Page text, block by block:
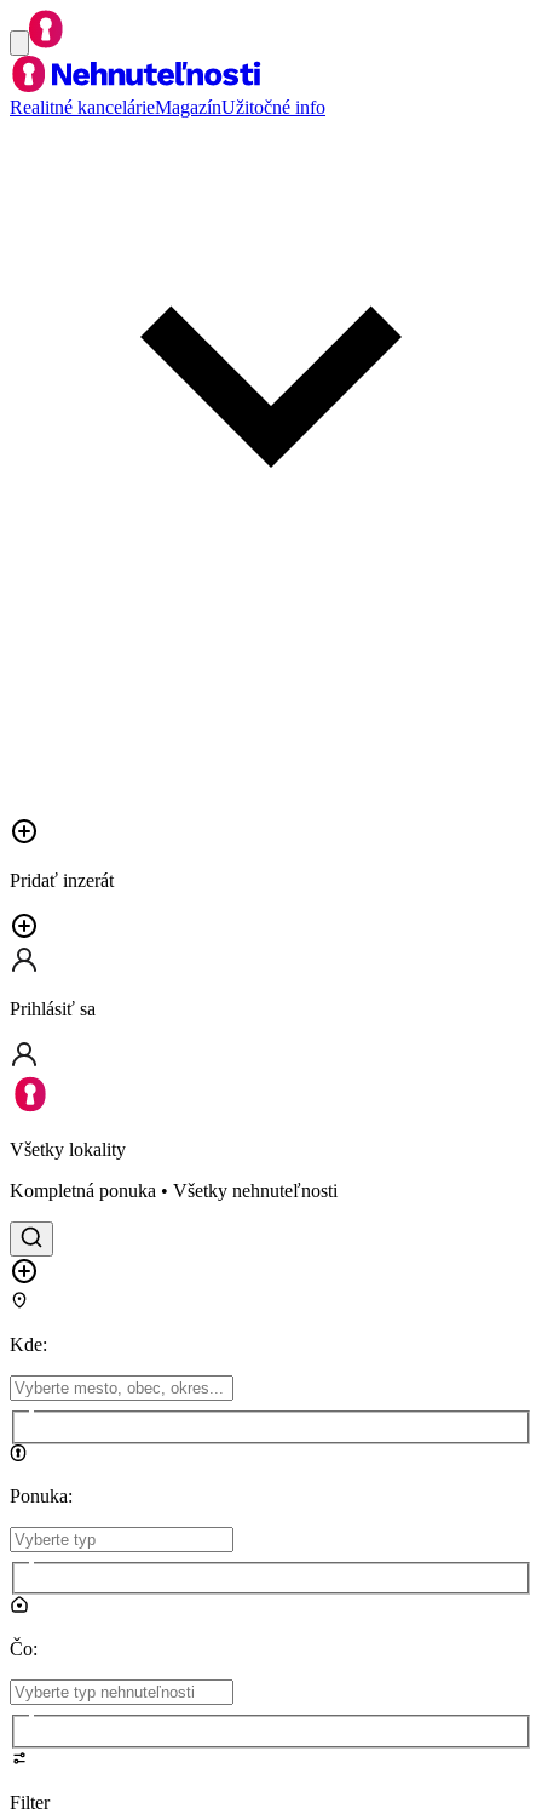
Realitné kancelárieMagazínUžitočné info
Pridať inzerát
Prihlásiť sa
Všetky lokality
Kompletná ponuka • Všetky nehnuteľnosti
Kde:
Ponuka:
Čo:
Filter